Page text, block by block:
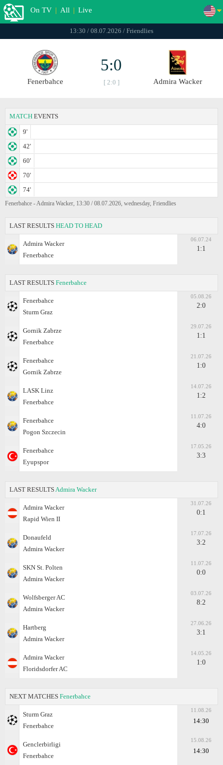
On TV | All | Live
13:30 / 08.07.2026 / Friendlies
Fenerbahce
5:0
[ 2:0 ] Admira Wacker
MATCH EVENTS
9'
42'
60'
70'
74'
Fenerbahce - Admira Wacker, 13:30 / 08.07.2026, wednesday, Friendlies
LAST RESULTS HEAD TO HEAD
Admira Wacker
Fenerbahce
06.07.24
1:1
LAST RESULTS Fenerbahce
Fenerbahce
Sturm Graz
05.08.26
2:0
Gornik Zabrze
Fenerbahce
29.07.26
1:1
Fenerbahce
Gornik Zabrze
21.07.26
1:0
LASK Linz
Fenerbahce
14.07.26
1:2
Fenerbahce
Pogon Szczecin
11.07.26
4:0
Fenerbahce
Eyupspor
17.05.26
3:3
LAST RESULTS Admira Wacker
Admira Wacker
Rapid Wien II
31.07.26
0:1
Donaufeld
Admira Wacker
17.07.26
3:2
SKN St. Polten
Admira Wacker
11.07.26
0:0
Wolfsberger AC
Admira Wacker
03.07.26
8:2
Hartberg
Admira Wacker
27.06.26
3:1
Admira Wacker
Floridsdorfer AC
14.05.26
1:0
NEXT MATCHES Fenerbahce
Sturm Graz
Fenerbahce
11.08.26
14:30
Genclerbirligi
Fenerbahce
15.08.26
14:30